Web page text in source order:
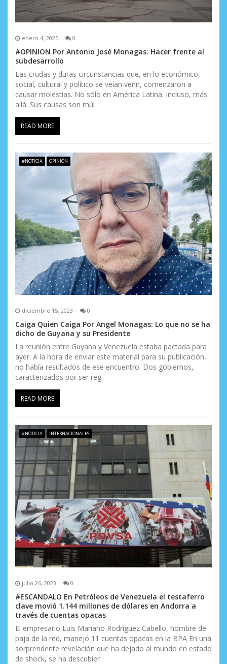
a
s enero 4, 2025 0
#OPINION Por Antonio José Monagas: Hacer frente al
subdesarrollo
Las crudas y duras circunstancias que, en lo económico,
social, cultural y político se veían venir, comenzaron a
causar molestias. No sólo en América Latina. Incluso, más
allá. Sus causas son múl
READ MORE
#NOTICIA OPINIÓN
diciembre 15, 2023 0
Caiga Quien Caiga Por Angel Monagas: Lo que no se ha
dicho de Guyana y su Presidente
La reunión entre Guyana y Venezuela estaba pactada para
ayer. A la hora de enviar este material para su publicación,
no había resultados de ese encuentro. Dos gobiernos,
caracterizados por ser reg
READ MORE
#NOTICIA INTERNACIONALES
julio 26, 2023 0
#ESCANDALO En Petróleos de Venezuela el testaferro
clave movió 1.144 millones de dólares en Andorra a
través de cuentas opacas
El empresario Luis Mariano Rodríguez Cabello, hombre de
paja de la red, manejó 11 cuentas opacas en la BPA En una
sorprendente revelación que ha dejado al mundo en estado
de shock, se ha descubier